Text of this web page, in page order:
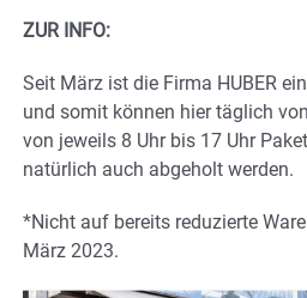
ZUR INFO:
Seit März ist die Firma HUBER
und somit können hier täglich
von jeweils 8 Uhr bis 17 Uhr
natürlich auch abgeholt werden.
*Nicht auf bereits reduzierte
März 2023.